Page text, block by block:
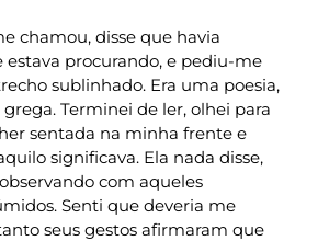
chamou, disse que havia
estava procurando, e pediu-me
sublinhado. Era uma poesia,
Terminei de ler, olhei para
sentada na minha frente e
significava. Ela nada disse,
com aqueles
Senti que deveria me
seus gestos afirmaram que